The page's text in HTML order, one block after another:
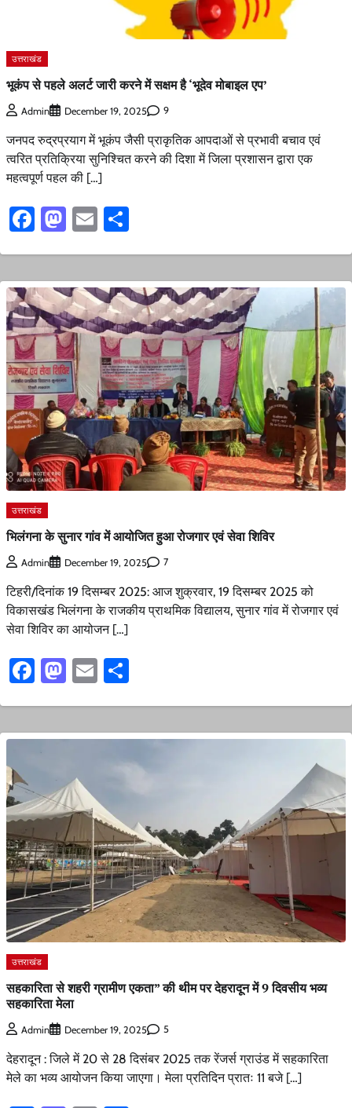
उत्तराखंड
भूकंप से पहले अलर्ट जारी करने में सक्षम है ‘भूदेव मोबाइल एप’
Admin December 19, 2025 9
जनपद रुद्रप्रयाग में भूकंप जैसी प्राकृतिक आपदाओं से प्रभावी बचाव एवं
त्वरित प्रतिक्रिया सुनिश्चित करने की दिशा में जिला प्रशासन द्वारा एक
महत्वपूर्ण पहल की […]
Facebook
Mastodon
Email
उत्तराखंड
भिलंगना के सुनार गांव में आयोजित हुआ रोजगार एवं सेवा शिविर
Admin December 19, 2025 7
टिहरी/दिनांक 19 दिसम्बर 2025: आज शुक्रवार, 19 दिसम्बर 2025 को
विकासखंड भिलंगना के राजकीय प्राथमिक विद्यालय, सुनार गांव में रोजगार एवं
सेवा शिविर का आयोजन […]
Facebook
Mastodon
Email
उत्तराखंड
सहकारिता से शहरी ग्रामीण एकता” की थीम पर देहरादून में 9 दिवसीय भव्य
सहकारिता मेला
Admin December 19, 2025 5
देहरादून : जिले में 20 से 28 दिसंबर 2025 तक रेंजर्स ग्राउंड में सहकारिता
मेले का भव्य आयोजन किया जाएगा। मेला प्रतिदिन प्रातः 11 बजे […]